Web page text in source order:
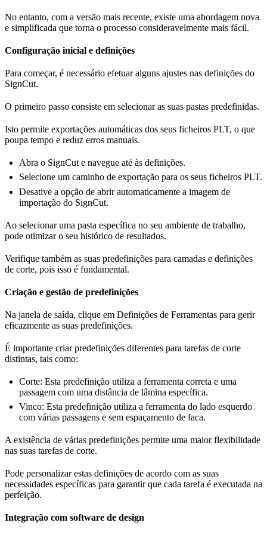
No entanto, com a versão mais recente, existe uma abordagem nova
e simplificada que torna o processo consideravelmente mais fácil.
Configuração inicial e definições
Para começar, é necessário efetuar alguns ajustes nas definições do
SignCut.
O primeiro passo consiste em selecionar as suas pastas predefinidas.
Isto permite exportações automáticas dos seus ficheiros PLT, o que
poupa tempo e reduz erros manuais.
Abra o SignCut e navegue até às definições.
Selecione um caminho de exportação para os seus ficheiros PLT.
Desative a opção de abrir automaticamente a imagem de
importação do SignCut.
Ao selecionar uma pasta específica no seu ambiente de trabalho,
pode otimizar o seu histórico de resultados.
Verifique também as suas predefinições para camadas e definições
de corte, pois isso é fundamental.
Criação e gestão de predefinições
Na janela de saída, clique em Definições de Ferramentas para gerir
eficazmente as suas predefinições.
É importante criar predefinições diferentes para tarefas de corte
distintas, tais como:
Corte: Esta predefinição utiliza a ferramenta correta e uma
passagem com uma distância de lâmina específica.
Vinco: Esta predefinição utiliza a ferramenta do lado esquerdo
com várias passagens e sem espaçamento de faca.
A existência de várias predefinições permite uma maior flexibilidade
nas suas tarefas de corte.
Pode personalizar estas definições de acordo com as suas
necessidades específicas para garantir que cada tarefa é executada na
perfeição.
Integração com software de design